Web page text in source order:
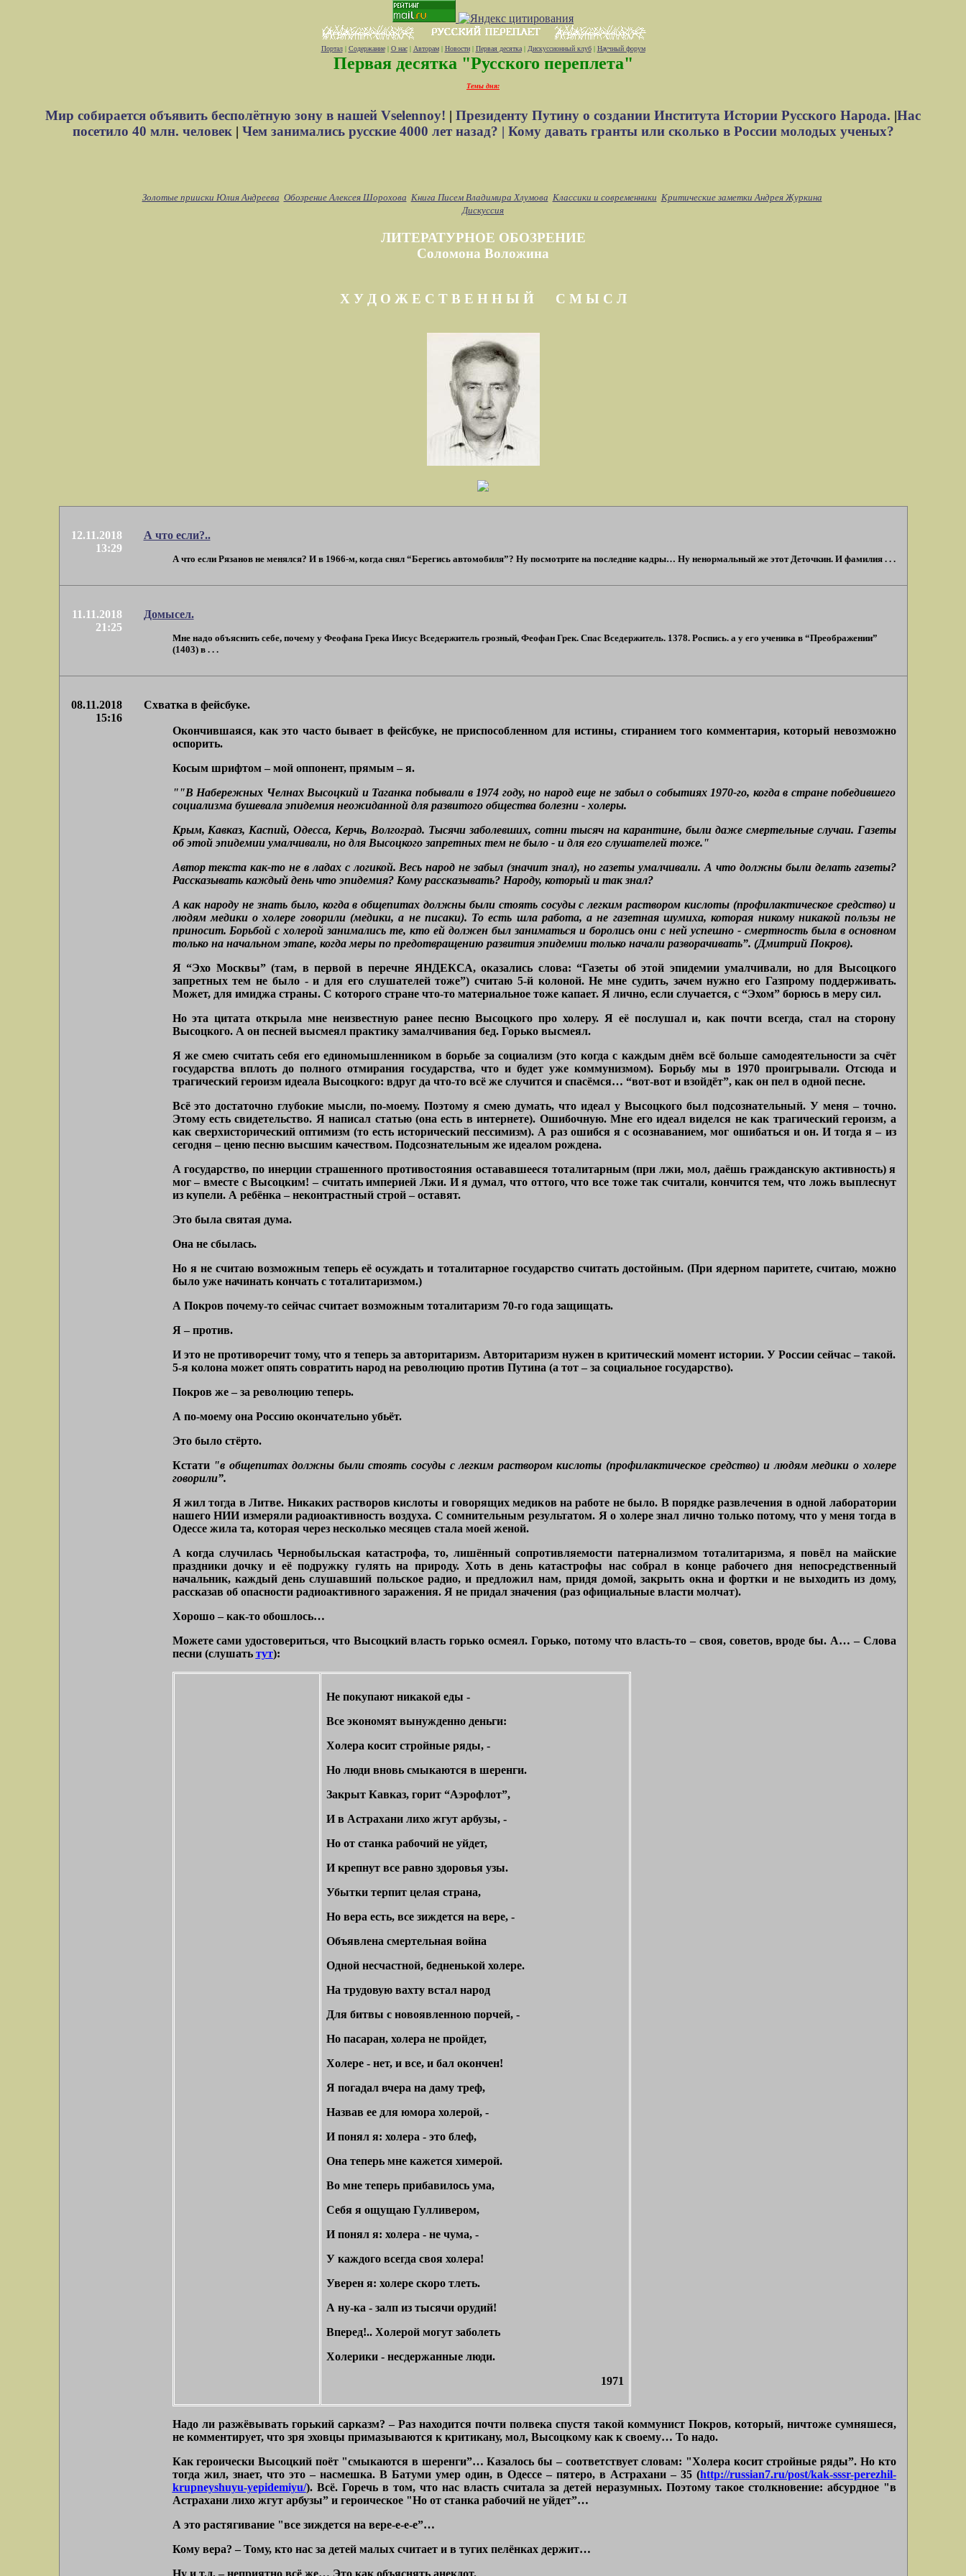
Портал| Содержание| О нас| Авторам| Новости| Первая десятка| Дискуссионный клуб| Научный форум
Первая десятка "Русского переплета"
Темы дня:
Мир собирается объявить бесполётную зону в нашей Vselennoy! | Президенту Путину о создании Института Истории Русского Народа. |Нас
посетило 40 млн. человек| Чем занимались русские 4000 лет назад? | Кому давать гранты или сколько в России молодых ученых?
Золотые прииски Юлия Андреева Обозрение Алексея Шорохова Книга Писем Владимира Хлумова Классики и современники Критические заметки Андрея Журкина
Дискуссия
ЛИТЕРАТУРНОЕ ОБОЗРЕНИЕ
Соломона Воложина
Х У Д О Ж Е С Т В Е Н Н Ы Й С М Ы С Л
12.11.2018
13:29
А что если?..
А что если Рязанов не менялся? И в 1966-м, когда снял “Берегись автомобиля”? Ну посмотрите на последние кадры… Ну ненормальный же этот Деточкин. И фамилия . . .
11.11.2018
21:25
Домысел.
Мне надо объяснить себе, почему у Феофана Грека Иисус Вседержитель грозный, Феофан Грек. Спас Вседержитель. 1378. Роспись. а у его ученика в “Преображении”
(1403) в . . .
08.11.2018
15:16
Схватка в фейсбуке.
Окончившаяся, как это часто бывает в фейсбуке, не приспособленном для истины, стиранием того комментария, который невозможно
оспорить.
Косым шрифтом – мой оппонент, прямым – я.
""В Набережных Челнах Высоцкий и Таганка побывали в 1974 году, но народ еще не забыл о событиях 1970-го, когда в стране победившего
социализма бушевала эпидемия неожиданной для развитого общества болезни - холеры.
Крым, Кавказ, Каспий, Одесса, Керчь, Волгоград. Тысячи заболевших, сотни тысяч на карантине, были даже смертельные случаи. Газеты
об этой эпидемии умалчивали, но для Высоцкого запретных тем не было - и для его слушателей тоже."
Автор текста как-то не в ладах с логикой. Весь народ не забыл (значит знал), но газеты умалчивали. А что должны были делать газеты?
Рассказывать каждый день что эпидемия? Кому рассказывать? Народу, который и так знал?
А как народу не знать было, когда в общепитах должны были стоять сосуды с легким раствором кислоты (профилактическое средство) и
людям медики о холере говорили (медики, а не писаки). То есть шла работа, а не газетная шумиха, которая никому никакой пользы не
приносит. Борьбой с холерой занимались те, кто ей должен был заниматься и боролись они с ней успешно - смертность была в основном
только на начальном этапе, когда меры по предотвращению развития эпидемии только начали разворачивать”. (Дмитрий Покров).
Я “Эхо Москвы” (там, в первой в перечне ЯНДЕКСА, оказались слова: “Газеты об этой эпидемии умалчивали, но для Высоцкого
запретных тем не было - и для его слушателей тоже”) считаю 5-й колоной. Не мне судить, зачем нужно его Газпрому поддерживать.
Может, для имиджа страны. С которого стране что-то материальное тоже капает. Я лично, если случается, с “Эхом” борюсь в меру сил.
Но эта цитата открыла мне неизвестную ранее песню Высоцкого про холеру. Я её послушал и, как почти всегда, стал на сторону
Высоцкого. А он песней высмеял практику замалчивания бед. Горько высмеял.
Я же смею считать себя его единомышленником в борьбе за социализм (это когда с каждым днём всё больше самодеятельности за счёт
государства вплоть до полного отмирания государства, что и будет уже коммунизмом). Борьбу мы в 1970 проигрывали. Отсюда и
трагический героизм идеала Высоцкого: вдруг да что-то всё же случится и спасёмся… “вот-вот и взойдёт”, как он пел в одной песне.
Всё это достаточно глубокие мысли, по-моему. Поэтому я смею думать, что идеал у Высоцкого был подсознательный. У меня – точно.
Этому есть свидетельство. Я написал статью (она есть в интернете). Ошибочную. Мне его идеал виделся не как трагический героизм, а
как сверхисторический оптимизм (то есть исторический пессимизм). А раз ошибся я с осознаванием, мог ошибаться и он. И тогда я – из
сегодня – ценю песню высшим качеством. Подсознательным же идеалом рождена.
А государство, по инерции страшенного противостояния остававшееся тоталитарным (при лжи, мол, даёшь гражданскую активность) я
мог – вместе с Высоцким! – считать империей Лжи. И я думал, что оттого, что все тоже так считали, кончится тем, что ложь выплеснут
из купели. А ребёнка – неконтрастный строй – оставят.
Это была святая дума.
Она не сбылась.
Но я не считаю возможным теперь её осуждать и тоталитарное государство считать достойным. (При ядерном паритете, считаю, можно
было уже начинать кончать с тоталитаризмом.)
А Покров почему-то сейчас считает возможным тоталитаризм 70-го года защищать.
Я – против.
И это не противоречит тому, что я теперь за авторитаризм. Авторитаризм нужен в критический момент истории. У России сейчас – такой.
5-я колона может опять совратить народ на революцию против Путина (а тот – за социальное государство).
Покров же – за революцию теперь.
А по-моему она Россию окончательно убьёт.
Это было стёрто.
Кстати "в общепитах должны были стоять сосуды с легким раствором кислоты (профилактическое средство) и людям медики о холере
говорили”.
Я жил тогда в Литве. Никаких растворов кислоты и говорящих медиков на работе не было. В порядке развлечения в одной лаборатории
нашего НИИ измеряли радиоактивность воздуха. С сомнительным результатом. Я о холере знал лично только потому, что у меня тогда в
Одессе жила та, которая через несколько месяцев стала моей женой.
А когда случилась Чернобыльская катастрофа, то, лишённый сопротивляемости патернализмом тоталитаризма, я повёл на майские
праздники дочку и её подружку гулять на природу. Хоть в день катастрофы нас собрал в конце рабочего дня непосредственный
начальник, каждый день слушавший польское радио, и предложил нам, придя домой, закрыть окна и фортки и не выходить из дому,
рассказав об опасности радиоактивного заражения. Я не придал значения (раз официальные власти молчат).
Хорошо – как-то обошлось…
Можете сами удостовериться, что Высоцкий власть горько осмеял. Горько, потому что власть-то – своя, советов, вроде бы. А… – Слова
песни (слушать тут):
Не покупают никакой еды -
Все экономят вынужденно деньги:
Холера косит стройные ряды, -
Но люди вновь смыкаются в шеренги.
Закрыт Кавказ, горит “Аэрофлот”,
И в Астрахани лихо жгут арбузы, -
Но от станка рабочий не уйдет,
И крепнут все равно здоровья узы.
Убытки терпит целая страна,
Но вера есть, все зиждется на вере, -
Объявлена смертельная война
Одной несчастной, бедненькой холере.
На трудовую вахту встал народ
Для битвы с новоявленною порчей, -
Но пасаран, холера не пройдет,
Холере - нет, и все, и бал окончен!
Я погадал вчера на даму треф,
Назвав ее для юмора холерой, -
И понял я: холера - это блеф,
Она теперь мне кажется химерой.
Во мне теперь прибавилось ума,
Себя я ощущаю Гулливером,
И понял я: холера - не чума, -
У каждого всегда своя холера!
Уверен я: холере скоро тлеть.
А ну-ка - залп из тысячи орудий!
Вперед!.. Холерой могут заболеть
Холерики - несдержанные люди.
1971
Надо ли разжёвывать горький сарказм? – Раз находится почти полвека спустя такой коммунист Покров, который, ничтоже сумняшеся,
не комментирует, что зря эховцы примазываются к критикану, мол, Высоцкому как к своему… То надо.
Как героически Высоцкий поёт "смыкаются в шеренги”… Казалось бы – соответствует словам: "Холера косит стройные ряды”. Но кто
тогда жил, знает, что это – насмешка. В Батуми умер один, в Одессе – пятеро, в Астрахани – 35 (http://russian7.ru/post/kak-sssr-perezhil-
krupneyshuyu-yepidemiyu/). Всё. Горечь в том, что нас власть считала за детей неразумных. Поэтому такое столкновение: абсурдное "в
Астрахани лихо жгут арбузы”и героическое "Но от станка рабочий не уйдет”…
А это растягивание "все зиждется на вере-е-е-е”…
Кому вера? – Тому, кто нас за детей малых считает и в тугих пелёнках держит…